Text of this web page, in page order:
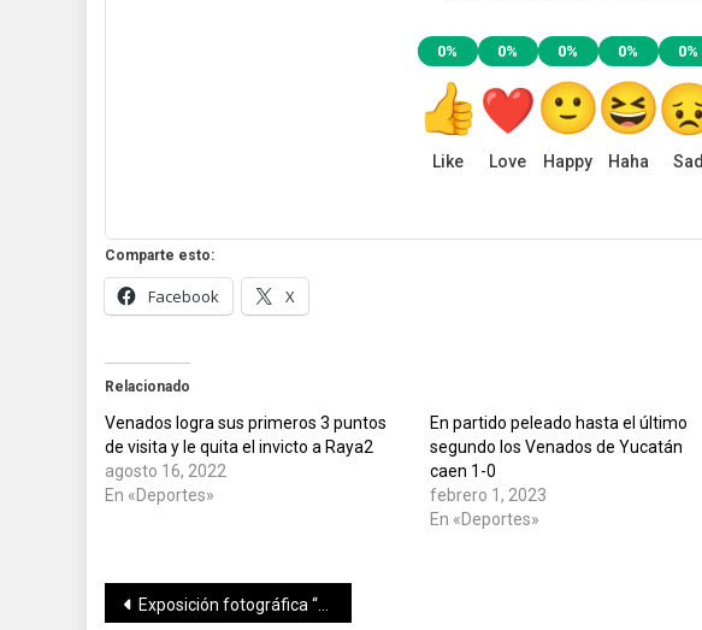
0%
Like
0%
Love
0%
Happy
0%
Haha
0%
Sad
Comparte esto:
Facebook X
Relacionado
Venados logra sus primeros 3 puntos
de visita y le quita el invicto a Raya2
agosto 16, 2022
En «Deportes»
En partido peleado hasta el último
segundo los Venados de Yucatán
caen 1-0
febrero 1, 2023
En «Deportes»
Navegación
Exposición fotográfica “Yucatán en hilos” resalta belleza de vestimenta regional